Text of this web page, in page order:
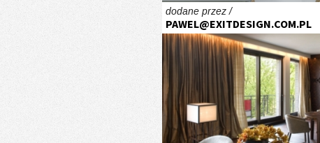
dodane przez /
PAWEL@EXITDESIGN.COM.PL